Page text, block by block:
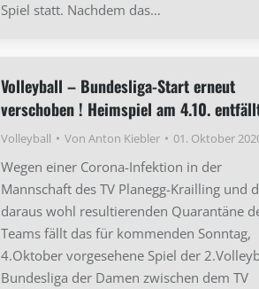
Spiel statt. Nachdem das…
Volleyball – Bundesliga-Start erneut
verschoben ! Heimspiel am 4.10.
Volleyball Von Anton Kiebler 01. Oktober
Wegen einer Corona-Infektion in der
Mannschaft des TV Planegg-Krailling und
daraus wohl resultierenden Quarantäne
Teams fällt das für kommenden Sonntag,
4.Oktober vorgesehene Spiel der
Bundesliga der Damen zwischen dem TV